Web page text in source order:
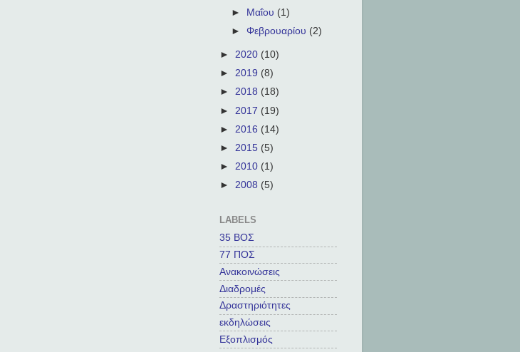
►
Μαΐου (1)
►Φεβρουαρίου (2)
► 2020 (10)
► 2019 (8)
► 2018 (18)
► 2017 (19)
► 2016 (14)
► 2015 (5)
► 2010 (1)
► 2008 (5)
LABELS
35 ΒΟΣ
77 ΠΟΣ
Ανακοινώσεις
Διαδρομές
Δραστηριότητες
εκδηλώσεις
Εξοπλισμός